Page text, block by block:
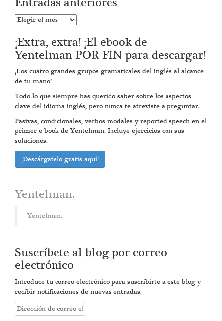
Entradas
¡Extra, extra! ¡El ebook de
Yentelman POR FIN para descargar!
¡Los cuatro grandes grupos gramaticales del inglés al alcance
de tu mano!
Todo lo que siempre has querido saber sobre los aspectos
clave del idioma inglés, pero nunca te atreviste a preguntar.
Pasivas, condicionales, verbos modales y reported speech en el
primer e-book de Yentelman. Incluye ejercicios con sus
soluciones.
¡Descárgatelo gratis aquí!
Yentelman.
Yentelman.
Suscríbete al blog por correo
electrónico
Introduce tu correo electrónico para suscribirte a este blog y
recibir notificaciones de nuevas entradas.
Dirección
de